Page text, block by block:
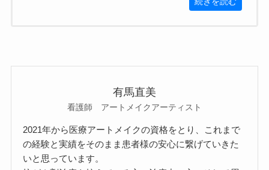
有馬直美
看護師 アートメイクアーティスト
2021年から医療アートメイクの資格をとり、これまで
の経験と実績をそのまま患者様の安心に繋げていきた
いと思っています。